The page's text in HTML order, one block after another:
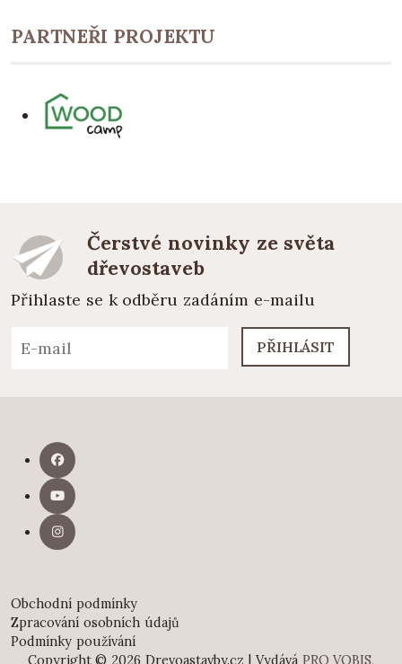
PARTNEŘI PROJEKTU
Čerstvé novinky ze světa
dřevostaveb
Přihlaste se k odběru zadáním e-mailu
PŘIHLÁSIT
Obchodní podmínky
Zpracování osobních údajů
Podmínky používání
Copyright © 2026 Drevoastavby.cz | Vydává PRO VOBIS,